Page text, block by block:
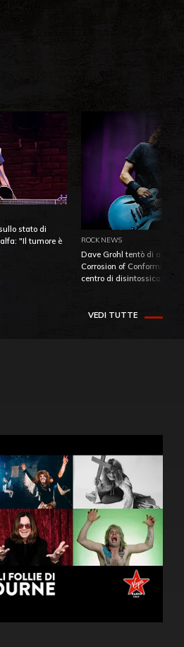
stato di
"Il tumore è
ROCK NEWS
Dave Grohl tentò di
Corrosion of Conformity
centro di
VEDI TUTTE